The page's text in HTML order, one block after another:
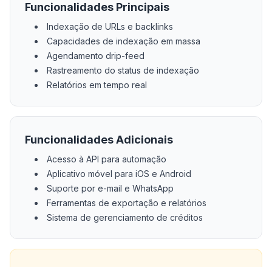
Funcionalidades Principais
Indexação de URLs e backlinks
Capacidades de indexação em massa
Agendamento drip-feed
Rastreamento do status de indexação
Relatórios em tempo real
Funcionalidades Adicionais
Acesso à API para automação
Aplicativo móvel para iOS e Android
Suporte por e-mail e WhatsApp
Ferramentas de exportação e relatórios
Sistema de gerenciamento de créditos